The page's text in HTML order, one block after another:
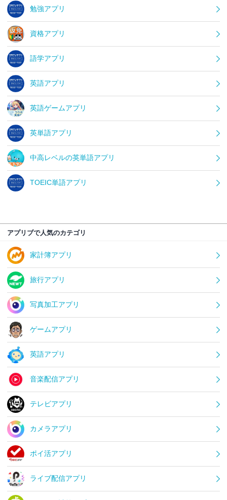
勉強アプリ
資格アプリ
語学アプリ
英語アプリ
英語ゲームアプリ
英単語アプリ
中高レベルの英単語アプリ
TOEIC単語アプリ
アプリブで人気のカテゴリ
家計簿アプリ
旅行アプリ
写真加工アプリ
ゲームアプリ
英語アプリ
音楽配信アプリ
テレビアプリ
カメラアプリ
ポイ活アプリ
ライブ配信アプリ